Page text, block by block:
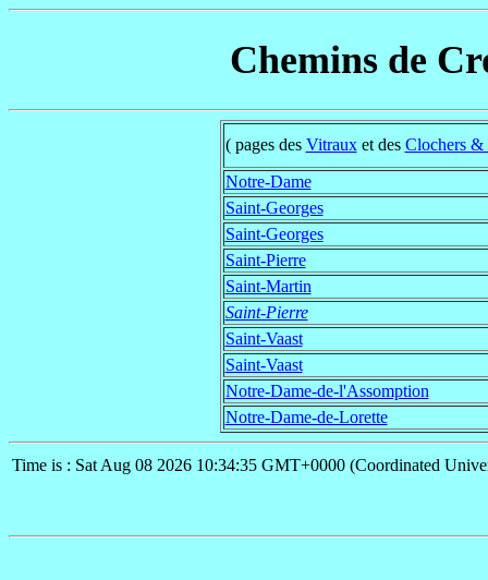
Chemins de
( pages des Vitrauxet des Clochers &
Notre-Dame
Saint-Georges
Saint-Georges
Saint-Pierre
Saint-Martin
Saint-Pierre
Saint-Vaast
Saint-Vaast
Notre-Dame-de-l'Assomption
Notre-Dame-de-Lorette
Time is : Sat Aug 08 2026 10:34:35 GMT+0000 (Coordinated